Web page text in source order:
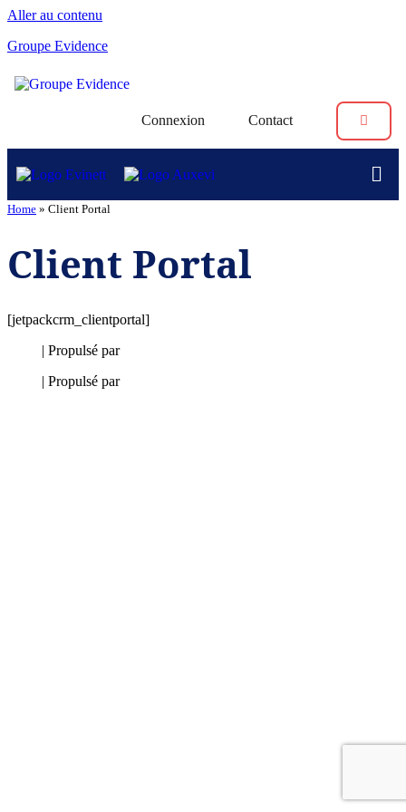
Aller au contenu
Groupe Evidence
Connexion Contact
Home » Client Portal
Client Portal
[jetpackcrm_clientportal]
| Propulsé par
| Propulsé par